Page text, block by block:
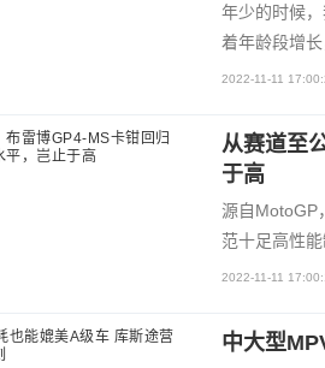
年少的时候
着年龄段增
2022-11-11
从赛道至
于高
源自MotoGP
范十足高性
2022-11-11
中大型